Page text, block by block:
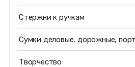
Стержни к ручкам
Сумки деловые, дорожные,
Творчество